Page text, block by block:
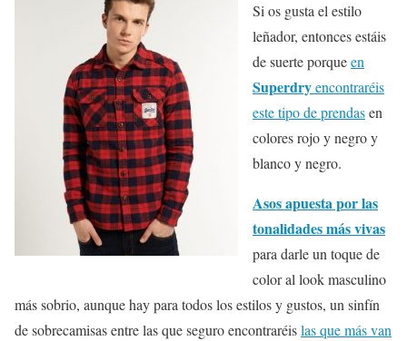
Si os gusta el estilo
leñador, entonces estáis
de suerte porqueen
Superdryencontraréis
este tipo de prendasen
colores rojo y negro y
blanco y negro.
Asos apuesta por las
tonalidades más vivas
para darle un toque de
color al look masculino
más sobrio, aunque hay para todos los estilos y gustos, un sinfín
de sobrecamisas entre las que seguro encontraréislas que más van